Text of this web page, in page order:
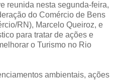
reunida nesta segunda-feira,
do Comércio de Bens
RN), Marcelo Queiroz, e
para tratar de ações e
o Turismo no Rio
ambientais, ações